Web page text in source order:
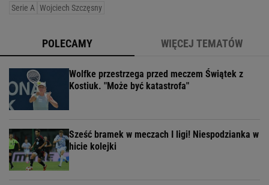
Serie A Wojciech Szczęsny
POLECAMY WIĘCEJ TEMATÓW
Wolfke przestrzega przed meczem Świątek z
Kostiuk. "Może być katastrofa"
Sześć bramek w meczach I ligi! Niespodzianka w
hicie kolejki